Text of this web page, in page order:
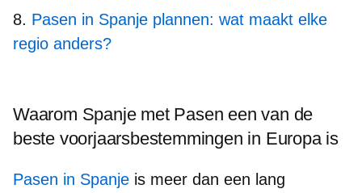
Pasen in Spanje plannen: wat maakt elke
regio anders?
Waarom Spanje met Pasen een van de
beste voorjaarsbestemmingen in Europa is
Pasen in Spanje is meer dan een lang